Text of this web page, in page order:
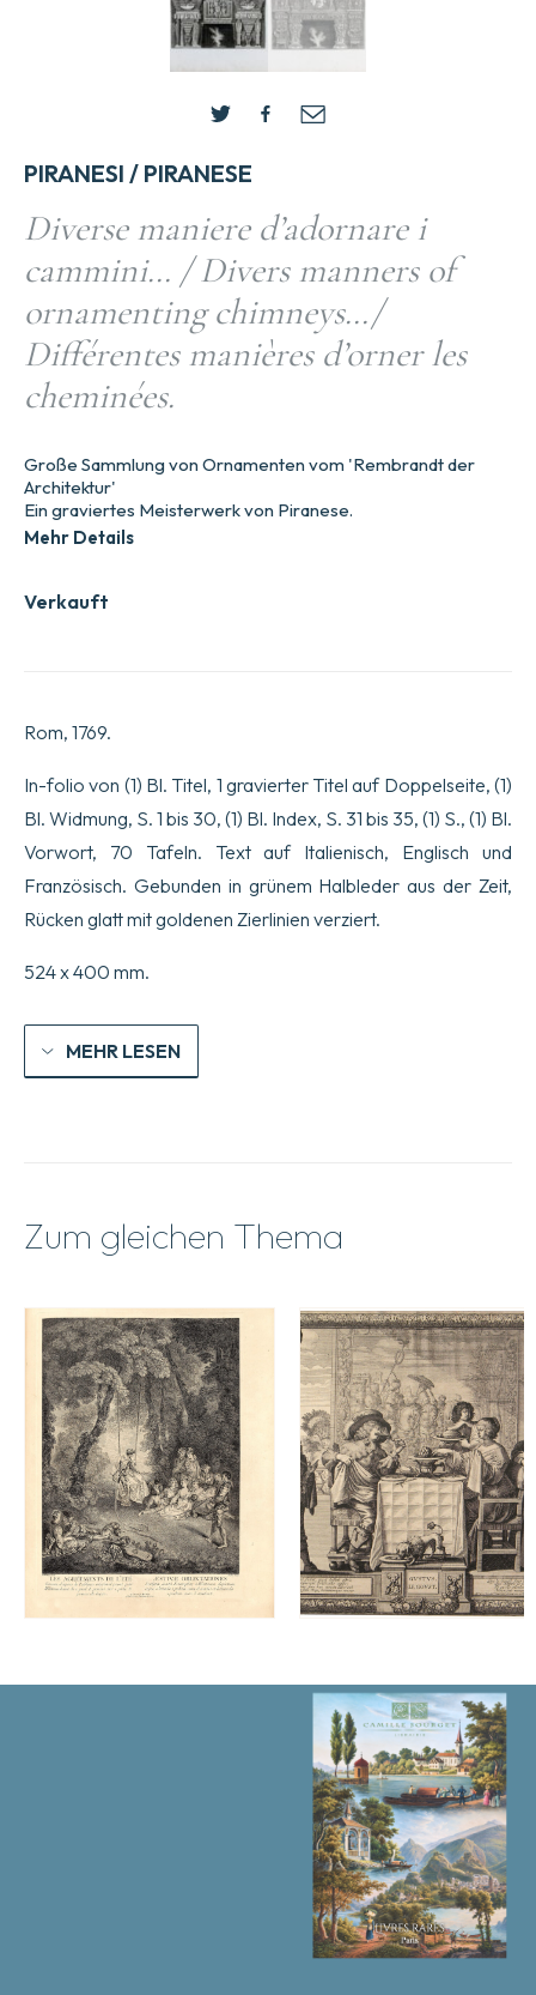
PIRANESI / PIRANESE
Diverse maniere d’adornare i
cammini… / Divers manners of
ornamenting chimneys…/
Différentes manières d’orner les
cheminées.
Verkauft
Große Sammlung von Ornamenten vom 'Rembrandt der
Architektur'
Ein graviertes Meisterwerk von Piranese.
Mehr Details
Rom, 1769.
In-folio von (1) Bl. Titel, 1 gravierter Titel auf Doppelseite, (1)
Bl. Widmung, S. 1 bis 30, (1) Bl. Index, S. 31 bis 35, (1) S., (1) Bl.
Vorwort, 70 Tafeln. Text auf Italienisch, Englisch und
Französisch. Gebunden in grünem Halbleder aus der Zeit,
Rücken glatt mit goldenen Zierlinien verziert.
524 x 400 mm.
MEHR LESEN
Zum gleichen Thema